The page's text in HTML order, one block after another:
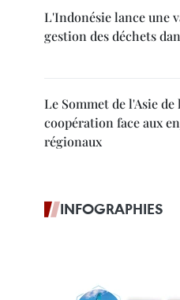
L'Indonésie lance une
gestion des déchets
Le Sommet de l'Asie
coopération face aux
régionaux
INFOGRAPHIES